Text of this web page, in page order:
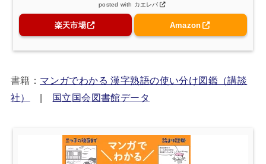
posted with カエレバ
楽天市場 Amazon
書籍： マンガでわかる 漢字熟語の使い分け図鑑（講談
社）
| 国立国会図書館データ